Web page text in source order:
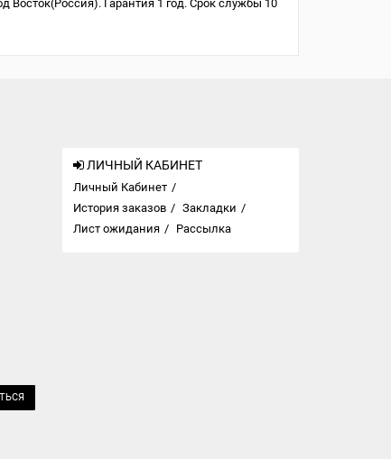
Восток(Россия). Гарантия 1 год. Срок службы 10
ЛИЧНЫЙ КАБИНЕТ
Личный Кабинет
История заказов
Закладки
Лист ожидания
Рассылка